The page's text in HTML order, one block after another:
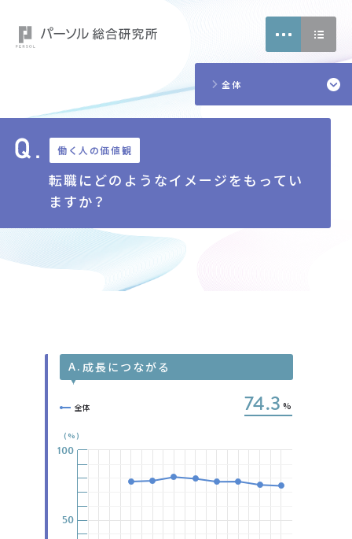
本調査に関するお問い合わせはこちら
働く人の価値観
転職にどのようなイメージをもってい
ますか？
全体
A. 成長につながる
74.3 %
全体
(%)
50
100
50
100
50
100
50
100
50
100
50
100
50
100